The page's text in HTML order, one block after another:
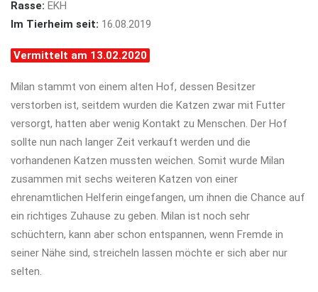
Rasse: EKH
Im Tierheim seit: 16.08.2019
Vermittelt am 13.02.2020
Milan stammt von einem alten Hof, dessen Besitzer
verstorben ist, seitdem wurden die Katzen zwar mit Futter
versorgt, hatten aber wenig Kontakt zu Menschen. Der Hof
sollte nun nach langer Zeit verkauft werden und die
vorhandenen Katzen mussten weichen. Somit wurde Milan
zusammen mit sechs weiteren Katzen von einer
ehrenamtlichen Helferin eingefangen, um ihnen die Chance auf
ein richtiges Zuhause zu geben. Milan ist noch sehr
schüchtern, kann aber schon entspannen, wenn Fremde in
seiner Nähe sind, streicheln lassen möchte er sich aber nur
selten.